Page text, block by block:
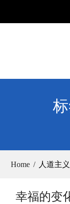
Home 人道主义
幸福的变